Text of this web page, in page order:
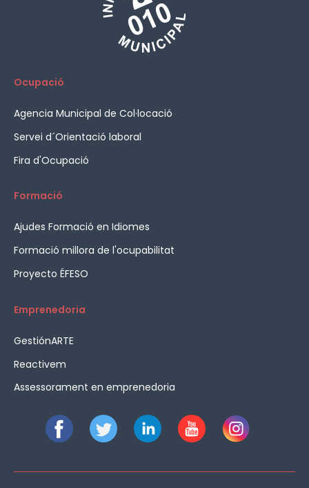
Ocupació
Agencia Municipal de Col·locació
Servei d´Orientació laboral
Fira d'Ocupació
Formació
Ajudes Formació en Idiomes
Formació millora de l'ocupabilitat
Proyecto ÉFESO
Emprenedoria
GestiónARTE
Reactivem
Assessorament en emprenedoria